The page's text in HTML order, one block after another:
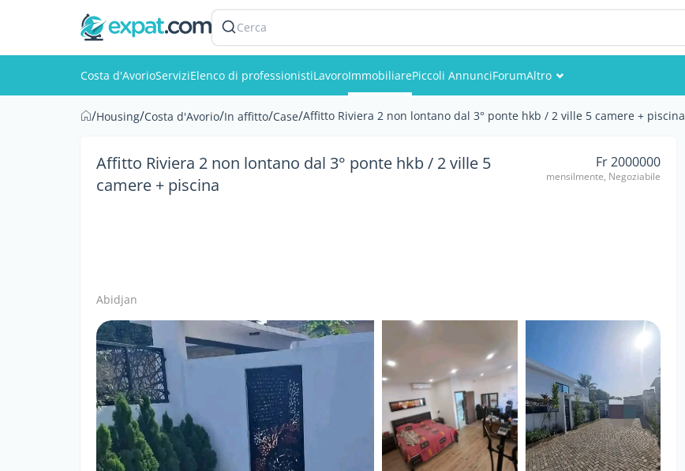
Cerca
Costa d'AvorioServiziElenco di professionistiLavoroImmobiliarePiccoli AnnunciForumAltro
Eventi
Foto
/Housing/Costa d'Avorio/In affitto/Case/Affitto Riviera 2 non lontano dal 3° ponte hkb / 2 ville 5 camere + piscina
Affitto Riviera 2 non lontano dal 3° ponte hkb / 2 ville 5
camere + piscina
Abidjan
Fr 2000000
mensilmente, Negoziabile